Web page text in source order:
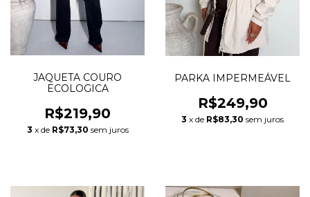
JAQUETA COURO
ECOLOGICA
R$219,90
3 x de R$73,30 sem juros
PARKA IMPERMEÁVEL
R$249,90
3 x de R$83,30 sem juros